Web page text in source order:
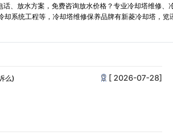
、放水方案，免费咨询放水价格？专业冷却塔维修
系统工程等，冷却塔维修保养品牌有新菱冷却塔，
么) [ 2026-07-28]